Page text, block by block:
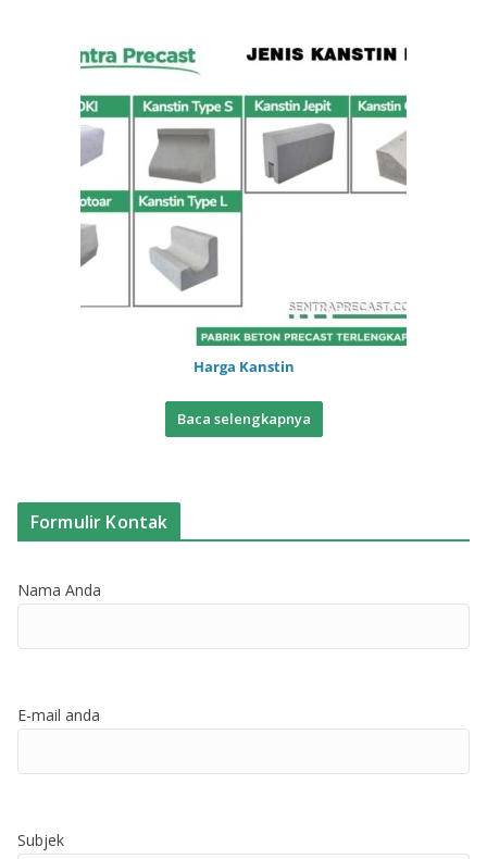
Harga Kanstin
Baca selengkapnya
Formulir Kontak
Nama Anda
E-mail anda
Subjek